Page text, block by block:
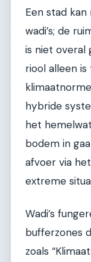
Een stad
wadi’s; de
is niet overal
riool alleen
hybride
het
bodem in
afvoer via
extreme
Wadi’s
bufferzones
zoals